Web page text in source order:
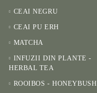
CEAI NEGRU
CEAI PU ERH
MATCHA
INFUZII DIN PLANTE -
HERBAL TEA
ROOIBOS - HONEYBUSH